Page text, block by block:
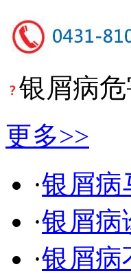
银屑病
更多>>
·银屑病
·银屑病
·银屑病